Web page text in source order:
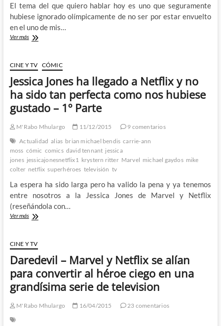
y
punto
2º
Parte
El tema del que quiero hablar hoy es uno que seguramente
hubiese ignorado olímpicamente de no ser por estar envuelto
en el uno de mis…
Ver másNo
Puño
de
Hierro
deba
ser
blanco
Netflix,
que
es
blanco
y
1º
Parte
CINE Y TV CÓMIC
Jessica Jones ha llegado a Netflix y no
ha sido tan perfecta como nos hubiese
gustado – 1º Parte
M'Rabo Mhulargo 11/12/2015
9 comentarios
Actualidad alias brian michael bendis carrie-ann
moss cómic comics david tennant jessica
jones jessicajonesnetflix1 krystern ritter Marvel michael gaydos mike
colter netflix superhéroes televisión tv
La espera ha sido larga pero ha valido la pena y ya tenemos
entre nosotros a la Jessica Jones de Marvel y Netflix
(reseñándola con…
Ver másJessica
llegado
a
Netflix
no
ha
tan
CINE Y TV
Daredevil – Marvel y Netflix se alían
para convertir al héroe ciego en una
grandísima serie de television
M'Rabo Mhulargo 16/04/2015 23 comentarios